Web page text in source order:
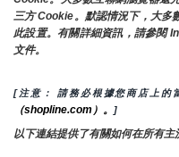
三方 Cookie。默認情況下，大多
此設置。有關詳細資訊，請參閱
文件。
[注意： 請務必根據您商店上的
（shopline.com）。
]
以下連結提供了有關如何在所有